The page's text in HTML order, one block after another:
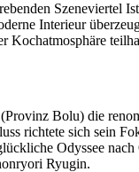
Szeneviertel
Interieur
Bolu) die
richtete sich sein
Odyssee
Ryugin.